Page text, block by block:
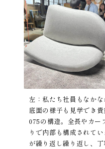
左：私たち社員もなかな
底面の様子も見学でき
075の構造。全長やカー
りで内部も構成されて
が繰り返し繰り返し、